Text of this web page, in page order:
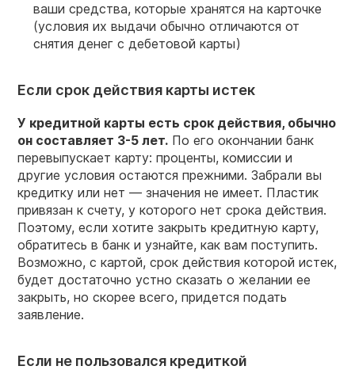
ваши средства, которые хранятся на карточке
(условия их выдачи обычно отличаются от
снятия денег с дебетовой карты)
Если срок действия карты истек
У кредитной карты есть срок действия, обычно
он составляет 3-5 лет. По его окончании банк
перевыпускает карту: проценты, комиссии и
другие условия остаются прежними. Забрали вы
кредитку или нет — значения не имеет. Пластик
привязан к счету, у которого нет срока действия.
Поэтому, если хотите закрыть кредитную карту,
обратитесь в банк и узнайте, как вам поступить.
Возможно, с картой, срок действия которой истек,
будет достаточно устно сказать о желании ее
закрыть, но скорее всего, придется подать
заявление.
Если не пользовался кредиткой